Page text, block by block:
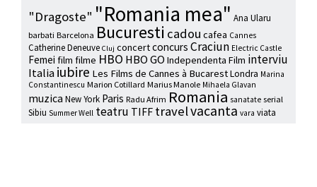
"Dragoste" "Romania mea" Ana Ularu
barbati Barcelona Bucuresti cadou cafea Cannes
Catherine Deneuve Cluj concertconcurs Craciun Electric Castle
Femei film filme HBO HBO GO Independenta Film interviu
Italiaiubire Les Films de Cannes à BucarestLondra Marina
Constantinescu Marion Cotillard Marius Manole Mihaela Glavan
muzica New York Paris Radu Afrim Romania sanatate serial
Sibiu Summer Well teatru TIFF travelvacanta vara viata